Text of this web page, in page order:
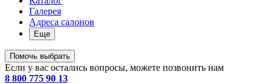
Галерея
Адреса салонов
Еще
Помочь выбрать
Если у вас остались вопросы, можете позвонить нам
8 800 775 90 13